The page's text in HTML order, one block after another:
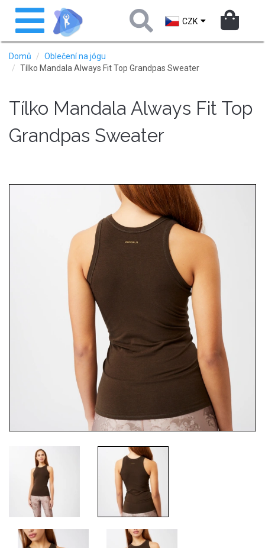
Přejít
hlavnímu
obsahu
Toggle
navigation
CZK
Domů
Oblečení na jógu
Tílko Mandala Always Fit Top Grandpas Sweater
Tílko Mandala Always Fit Top
Grandpas Sweater